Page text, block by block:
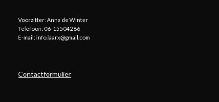
Voorzitter: Anna de Winter
Telefoon: 06-15504286
E-mail: info.laarx@gmail.com
Contactformulier